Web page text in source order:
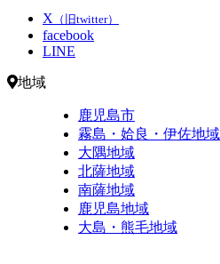
X （旧twitter）
facebook
LINE
地域
鹿児島市
霧島・姶良・伊佐地域
大隅地域
北薩地域
南薩地域
鹿児島地域
大島・熊毛地域